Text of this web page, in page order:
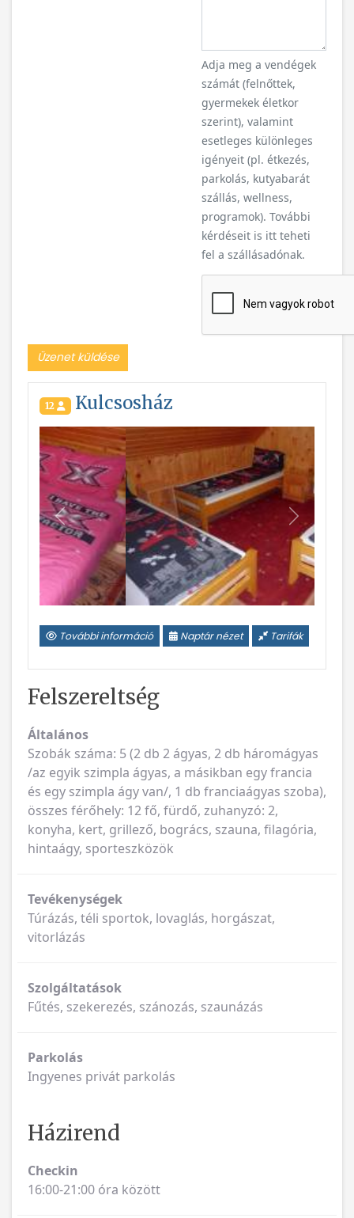
Adja meg a vendégek
számát (felnőttek,
gyermekek életkor
szerint), valamint
esetleges különleges
igényeit (pl. étkezés,
parkolás, kutyabarát
szállás, wellness,
programok). További
kérdéseit is itt teheti
fel a szállásadónak.
Üzenet küldése
12 Kulcsosház
Vissza
További információ Naptár nézet Tarifák
Felszereltség
Általános
Szobák száma: 5 (2 db 2 ágyas, 2 db háromágyas
/az egyik szimpla ágyas, a másikban egy francia
és egy szimpla ágy van/, 1 db franciaágyas szoba),
összes férőhely: 12 fő, fürdő, zuhanyzó: 2,
konyha, kert, grillező, bogrács, szauna, filagória,
hintaágy, sporteszközök
Tevékenységek
Túrázás, téli sportok, lovaglás, horgászat,
vitorlázás
Szolgáltatások
Fűtés, szekerezés, szánozás, szaunázás
Parkolás
Ingyenes privát parkolás
Házirend
Checkin
16:00-21:00 óra között